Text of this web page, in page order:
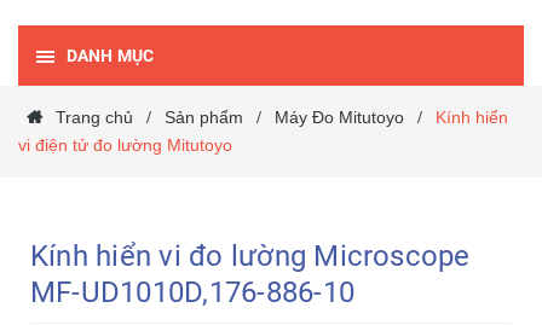
DANH MỤC
Trang chủ / Sản phẩm / Máy Đo Mitutoyo /
Kính hiển
vi điện tử đo lường Mitutoyo
Kính hiển vi đo lường Microscope
MF-UD1010D,176-886-10